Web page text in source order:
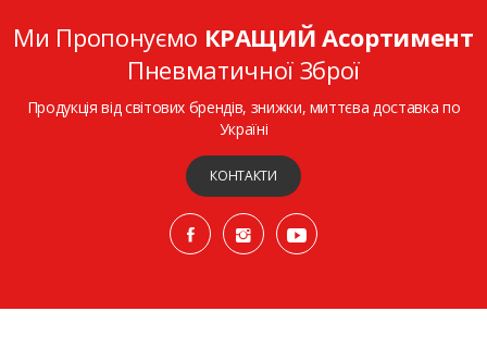
Ми Пропонуємо КРАЩИЙ Асортимент
Пневматичної Зброї
Продукція від світових брендів, знижки, миттєва доставка по
Україні
КОНТАКТИ